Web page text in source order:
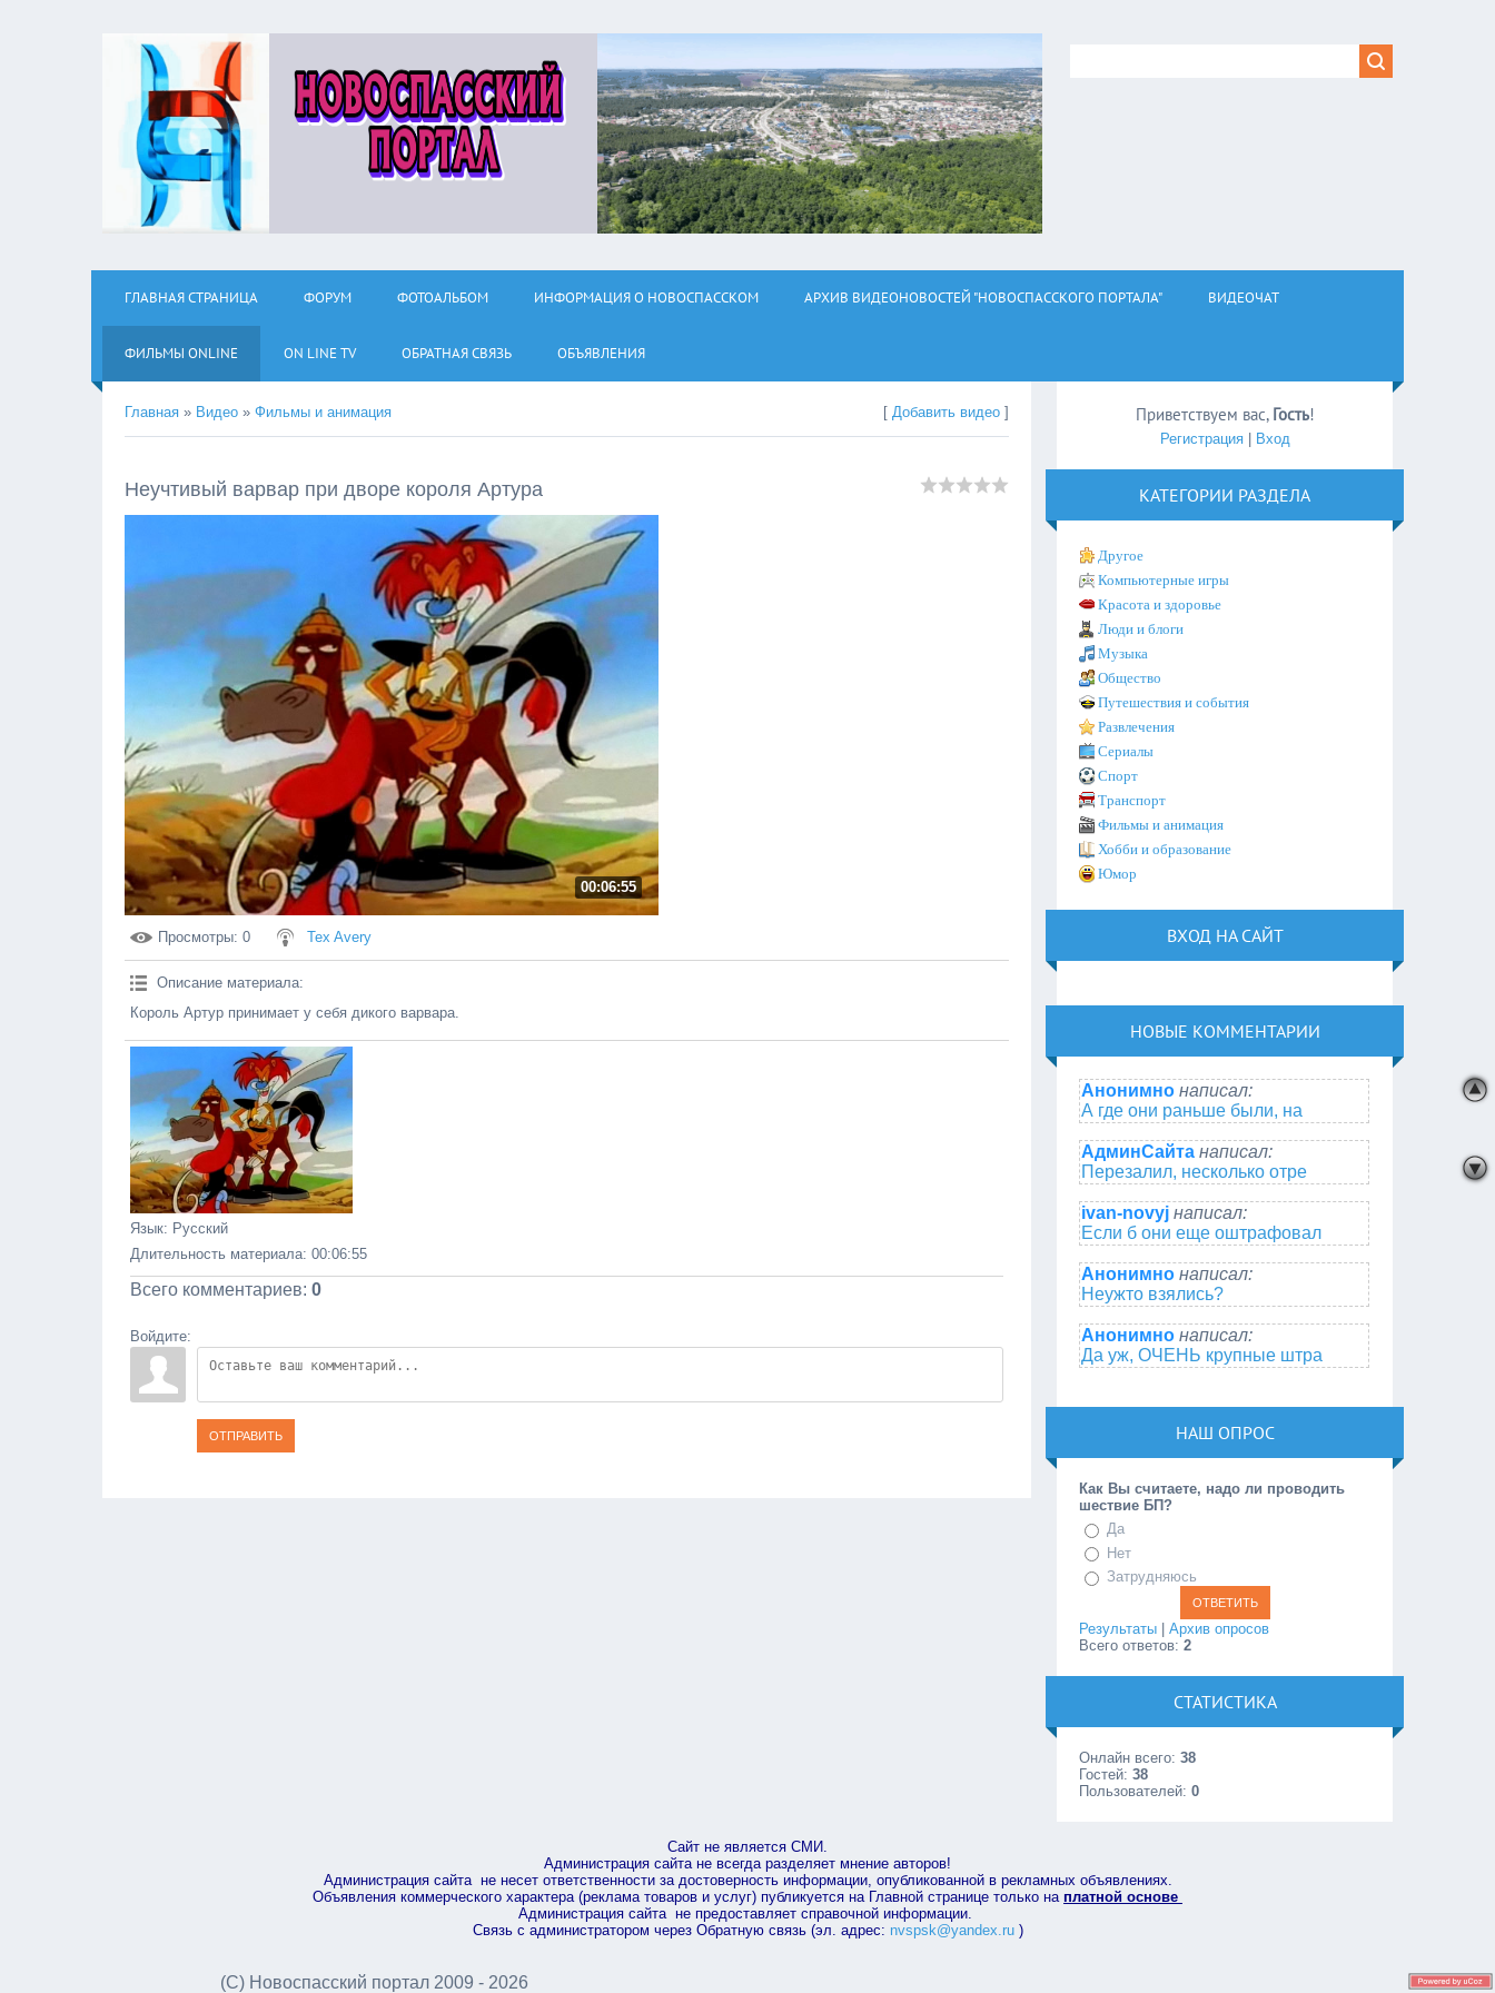
ГЛАВНАЯ СТРАНИЦА ФОРУМ ФОТОАЛЬБОМ ИНФОРМАЦИЯ О НОВОСПАССКОМ АРХИВ ВИДЕОНОВОСТЕЙ "НОВОСПАССКОГО ПОРТАЛА" ВИДЕОЧАТ
ФИЛЬМЫ ОNLINE ON LINE TV ОБРАТНАЯ СВЯЗЬ ОБЪЯВЛЕНИЯ
Главная » Видео » Фильмы и анимация [Добавить видео ]
Неучтивый варвар при дворе короля Артура
00:06:55
Просмотры: 0 Tex Avery
Описание материала:
Король Артур принимает у себя дикого варвара.
Язык: Русский
Длительность материала: 00:06:55
Всего комментариев: 0
Войдите:
ОТПРАВИТЬ
Приветствуем вас, Гость!
Регистрация| Вход
КАТЕГОРИИ РАЗДЕЛА
Другое
Компьютерные игры
Красота и здоровье
Люди и блоги
Музыка
Общество
Путешествия и события
Развлечения
Сериалы
Спорт
Транспорт
Фильмы и анимация
Хобби и образование
Юмор
ВХОД НА САЙТ
НОВЫЕ КОММЕНТАРИИ
Анонимно написал:
А где они раньше были, на
АдминСайта написал:
Перезалил, несколько отре
ivan-novyj написал:
Если б они еще оштрафовал
Анонимно написал:
Неужто взялись?
Анонимно написал:
Да уж, ОЧЕНЬ крупные штра
НАШ ОПРОС
Как Вы считаете, надо ли проводить
шествие БП?
Да
Нет
Затрудняюсь
Результаты |Архив опросов
Всего ответов:2
СТАТИСТИКА
Онлайн всего:38
Гостей:38
Пользователей:0
Сайт не является СМИ.
Администрация сайта не всегда разделяет мнение авторов!
Администрация сайта не несет ответственности за достоверность информации, опубликованной в рекламных объявлениях.
Объявления коммерческого характера (реклама товаров и услуг) публикуется на Главной странице только на платной основе
Администрация сайта не предоставляет справочной информации.
Связь с администратором через Обратную связь (эл. адрес: nvspsk@yandex.ru)
(С) Новоспасский портал 2009 - 2026